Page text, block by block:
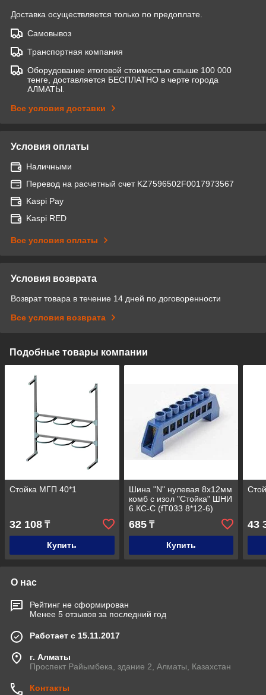
Доставка осуществляется только по предоплате.
Самовывоз
Транспортная компания
Оборудование итоговой стоимостью свыше 100 000
тенге, доставляется БЕСПЛАТНО в черте города
АЛМАТЫ.
Все условия доставки
Условия оплаты
Наличными
Перевод на расчетный счет KZ7596502F0017973567
Kaspi Pay
Kaspi RED
Все условия оплаты
Условия возврата
Возврат товара в течение 14 дней по договоренности
Все условия возврата
Подобные товары компании
Стойка МГП 40*1
32 108 ₸
Купить
Шина "N" нулевая 8х12мм
комб с изол "Стойка" ШНИ
6 КС-С (fТ033 8*12-6)
UNIT (20/300)
685₸
Купить
43
О нас
Рейтинг не сформирован
Менее 5 отзывов за последний год
Работает с 15.11.2017
г. Алматы
Проспект Райымбека, здание 2, Алматы, Казахстан
Контакты